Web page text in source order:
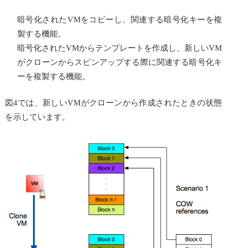
暗号化されたVMをコピーし、関連する暗号化キーを複
製する機能。
暗号化されたVMからテンプレートを作成し、新しいVM
がクローンからスピンアップする際に関連する暗号化キ
ーを複製する機能。
図4では、新しいVMがクローンから作成されたときの状態
を示しています。